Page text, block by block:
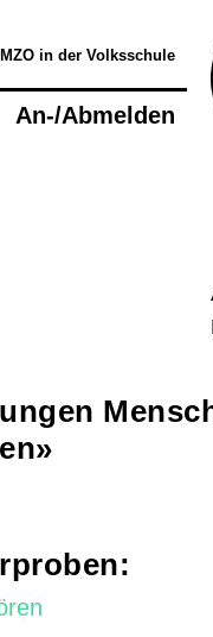
MZO in der Volksschule
An-/Abmelden